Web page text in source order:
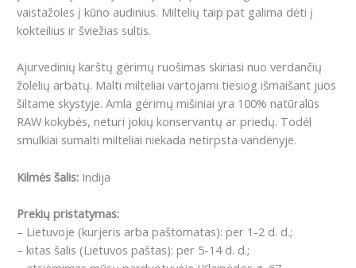
vaistažoles į kūno audinius. Miltelių taip pat galima dėti į
kokteilius ir šviežias sultis.
Ajurvedinių karštų gėrimų ruošimas skiriasi nuo verdančių
žolelių arbatų. Malti milteliai vartojami tiesiog išmaišant juos
šiltame skystyje. Amla gėrimų mišiniai yra 100% natūralūs
RAW kokybės, neturi jokių konservantų ar priedų. Todėl
smulkiai sumalti milteliai niekada netirpsta vandenyje.
Kilmės šalis: Indija
Prekių pristatymas:
– Lietuvoje (kurjeris arba paštomatas): per 1-2 d. d.;
– kitas šalis (Lietuvos paštas): per 5-14 d. d.;